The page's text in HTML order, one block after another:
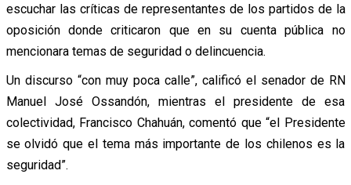
escuchar las críticas de representantes de los partidos de la
oposición donde criticaron que en su cuenta pública no
mencionara temas de seguridad o delincuencia.
Un discurso “con muy poca calle”, calificó el senador de RN
Manuel José Ossandón, mientras el presidente de esa
colectividad, Francisco Chahuán, comentó que “el Presidente
se olvidó que el tema más importante de los chilenos es la
seguridad”.